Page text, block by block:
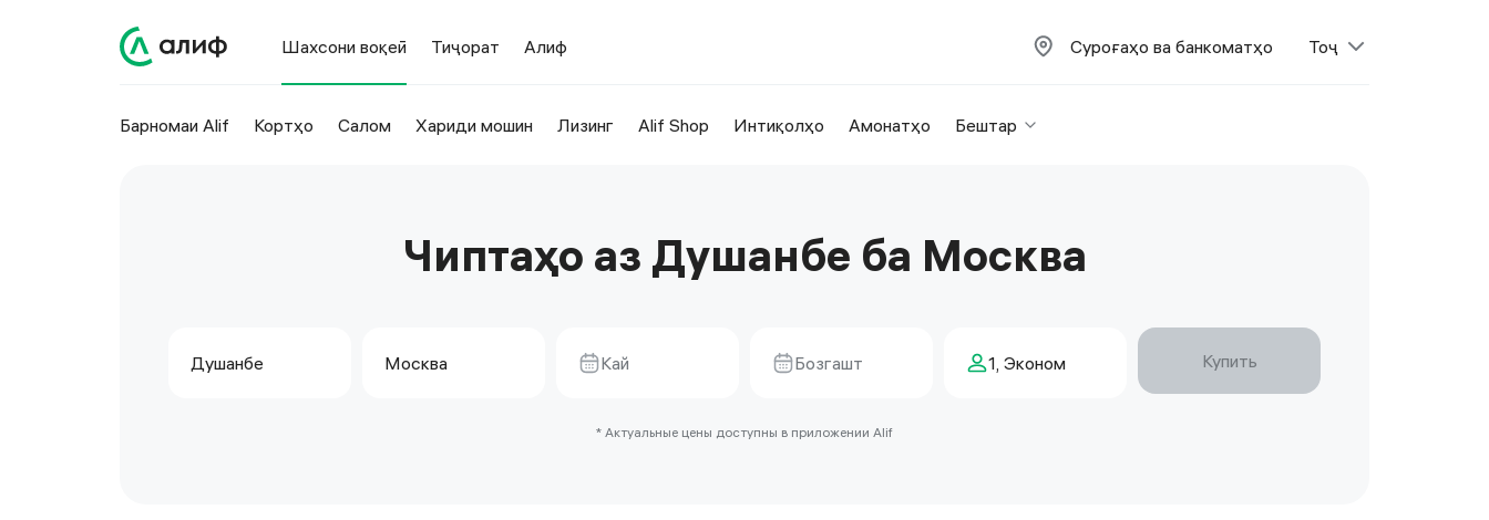
Шахсони воқеӣ Тиҷорат Алиф Суроғаҳо ва банкоматҳо Тоҷ
Барномаи Alif Кортҳо Салом Хариди мошин Лизинг Alif Shop Интиқолҳо Амонатҳо Бештар
Чиптаҳо аз Душанбе ба Москва
Кай Бозгашт 1, Эконом Купить
* Актуальные цены доступны в приложении Alif